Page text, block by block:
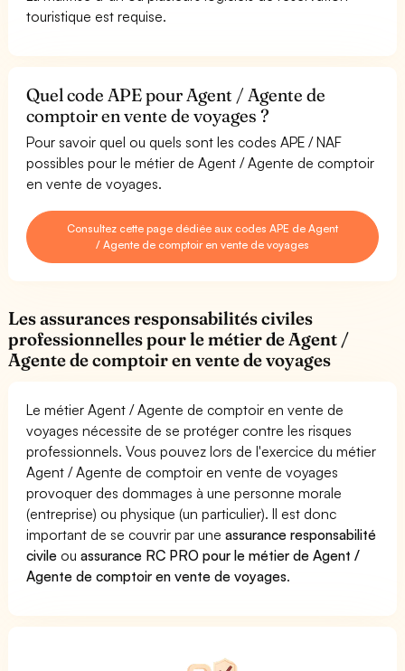
touristique est requise.
Quel code APE pour Agent / Agente de
comptoir en vente de voyages ?
Pour savoir quel ou quels sont les codes APE / NAF
possibles pour le métier de Agent / Agente de comptoir
en vente de voyages.
Consultez cette page dédiée aux codes APE de Agent
/ Agente de comptoir en vente de voyages
Les assurances responsabilités civiles
professionnelles pour le métier de Agent /
Agente de comptoir en vente de voyages
Le métier Agent / Agente de comptoir en vente de
voyages nécessite de se protéger contre les risques
professionnels. Vous pouvez lors de l'exercice du métier
Agent / Agente de comptoir en vente de voyages
provoquer des dommages à une personne morale
(entreprise) ou physique (un particulier). Il est donc
important de se couvrir par uneassurance responsabilité
civile ouassurance RC PRO pour le métier de Agent /
Agente de comptoir en vente de voyages.